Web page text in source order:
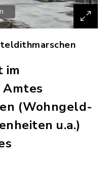
im
Amtes
(Wohngeld-
u.a.)